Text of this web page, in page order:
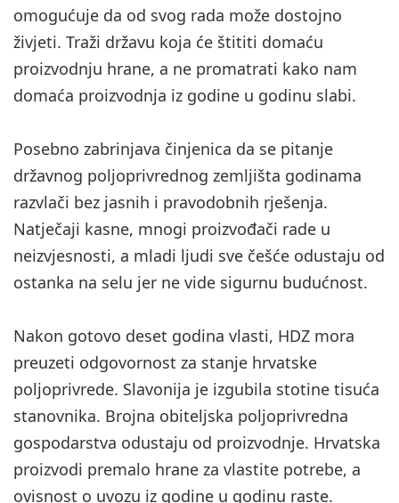
omogućuje da od svog rada može dostojno
živjeti. Traži državu koja će štititi domaću
proizvodnju hrane, a ne promatrati kako nam
domaća proizvodnja iz godine u godinu slabi.
Posebno zabrinjava činjenica da se pitanje
državnog poljoprivrednog zemljišta godinama
razvlači bez jasnih i pravodobnih rješenja.
Natječaji kasne, mnogi proizvođači rade u
neizvjesnosti, a mladi ljudi sve češće odustaju od
ostanka na selu jer ne vide sigurnu budućnost.
Nakon gotovo deset godina vlasti, HDZ mora
preuzeti odgovornost za stanje hrvatske
poljoprivrede. Slavonija je izgubila stotine tisuća
stanovnika. Brojna obiteljska poljoprivredna
gospodarstva odustaju od proizvodnje. Hrvatska
proizvodi premalo hrane za vlastite potrebe, a
ovisnost o uvozu iz godine u godinu raste.